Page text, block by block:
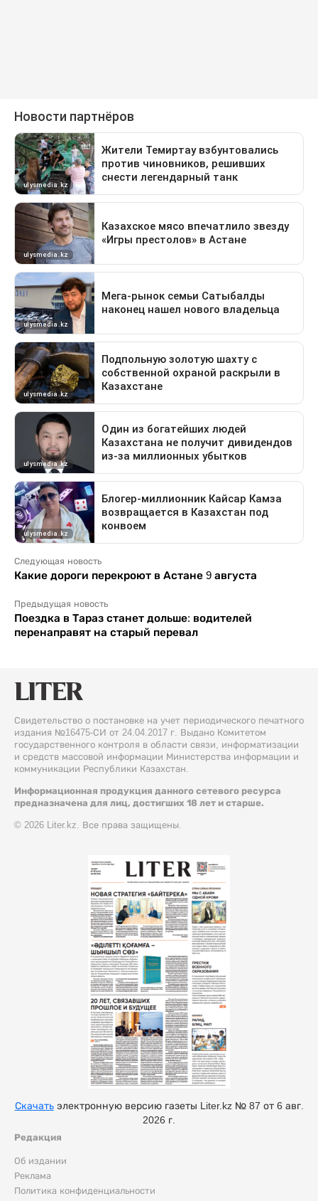
Следующая новость
Какие дороги перекроют в Астане 9 августа
Предыдущая новость
Поездка в Тараз станет дольше: водителей
перенаправят на старый перевал
Свидетельство о постановке на учет периодического печатного
издания №16475-СИ от 24.04.2017 г. Выдано Комитетом
государственного контроля в области связи, информатизации
и средств массовой информации Министерства информации и
коммуникации Республики Казахстан.
Информационная продукция данного сетевого ресурса
предназначена для лиц, достигших 18 лет и старше.
© 2026 Liter.kz. Все права защищены.
Редакция
Об издании
Реклама
Политика конфиденциальности
Скачатьэлектронную версию газеты Liter.kz № 87 от 6 авг.
2026 г.